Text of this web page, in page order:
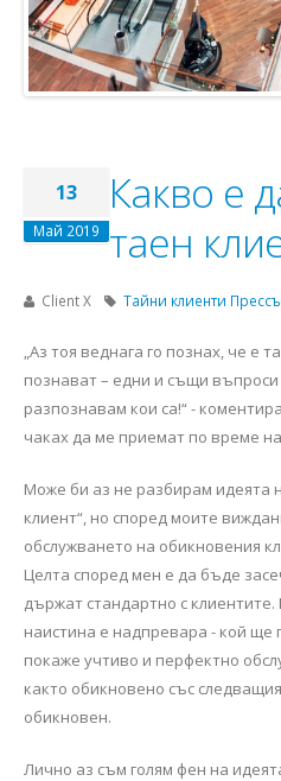
13
Май 2019
Какво е
таен
Client X Тайни клиенти
„Аз тоя веднага го познах, че е
познават – едни и същи въпроси
разпознавам кои са!“ -
чаках да ме приемат по време
Може би аз не разбирам идеята
клиент“, но според моите
обслужването на обикновения
Целта според мен е да бъде
държат стандартно с
наистина е надпревара - кой ще
покаже учтиво и перфектно
както обикновено със
обикновен.
Лично аз съм голям фен на